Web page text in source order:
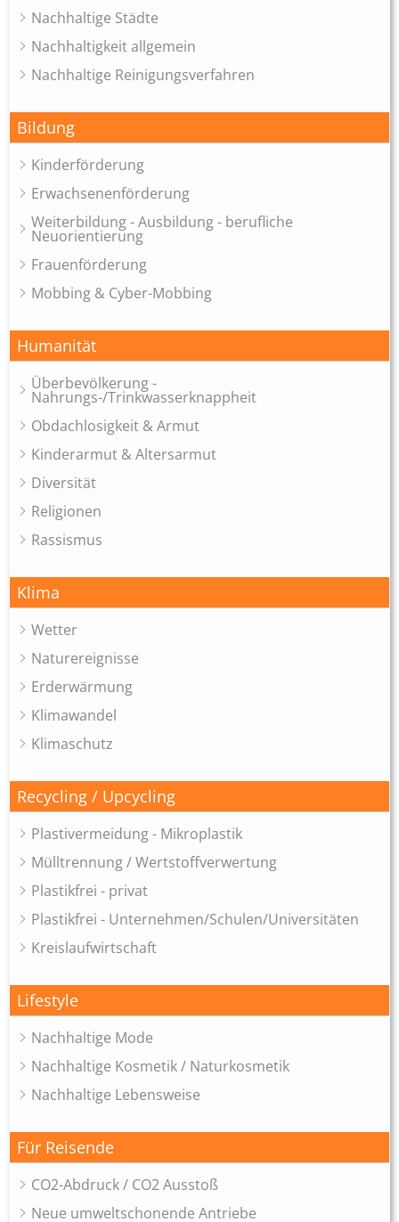
Nachhaltige Städte
Nachhaltigkeit allgemein
Nachhaltige Reinigungsverfahren
Bildung
Kinderförderung
Erwachsenenförderung
Weiterbildung - Ausbildung - berufliche
Neuorientierung
Frauenförderung
Mobbing & Cyber-Mobbing
Humanität
Überbevölkerung -
Nahrungs-/Trinkwasserknappheit
Obdachlosigkeit & Armut
Kinderarmut & Altersarmut
Diversität
Religionen
Rassismus
Klima
Wetter
Naturereignisse
Erderwärmung
Klimawandel
Klimaschutz
Recycling / Upcycling
Plastivermeidung - Mikroplastik
Mülltrennung / Wertstoffverwertung
Plastikfrei - privat
Plastikfrei - Unternehmen/Schulen/Universitäten
Kreislaufwirtschaft
Lifestyle
Nachhaltige Mode
Nachhaltige Kosmetik / Naturkosmetik
Nachhaltige Lebensweise
Für Reisende
CO2-Abdruck / CO2 Ausstoß
Neue umweltschonende Antriebe